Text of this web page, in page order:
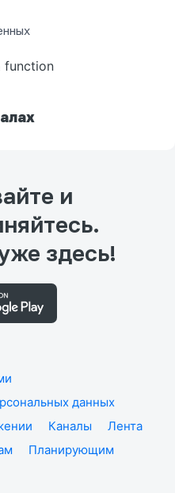
function
и
здесь!
данных
Каналы
Лента
Планирующим